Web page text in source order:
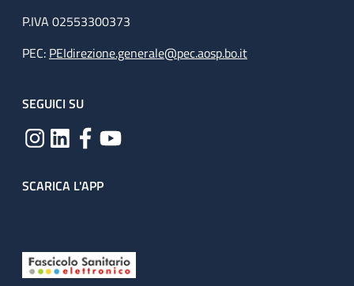
P.IVA 02553300373
PEC: PEIdirezione.generale@pec.aosp.bo.it
SEGUICI SU
SCARICA L'APP